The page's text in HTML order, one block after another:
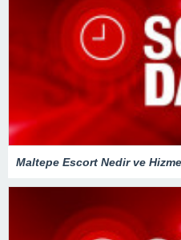
Maltepe Escort Nedir ve